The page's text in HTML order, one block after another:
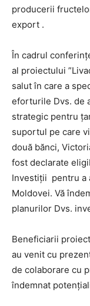
producerii
export .
În cadrul
al proiectului
salut în care a
eforturile Dvs. de
strategic pentru
suportul pe care
două bănci,
fost declarate
Investiții pentru a
Moldovei. Vă
planurilor Dvs.
Beneficiarii
au venit cu
de colaborare cu
îndemnat